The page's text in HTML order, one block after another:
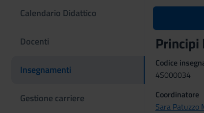
Calendario Didattico
Docenti
Insegnamenti
Gestione carriere
Codice
4S000034
Coordinatore
Sara Patuzzo